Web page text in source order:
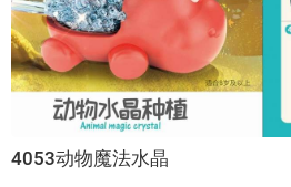
4053动物魔法水晶